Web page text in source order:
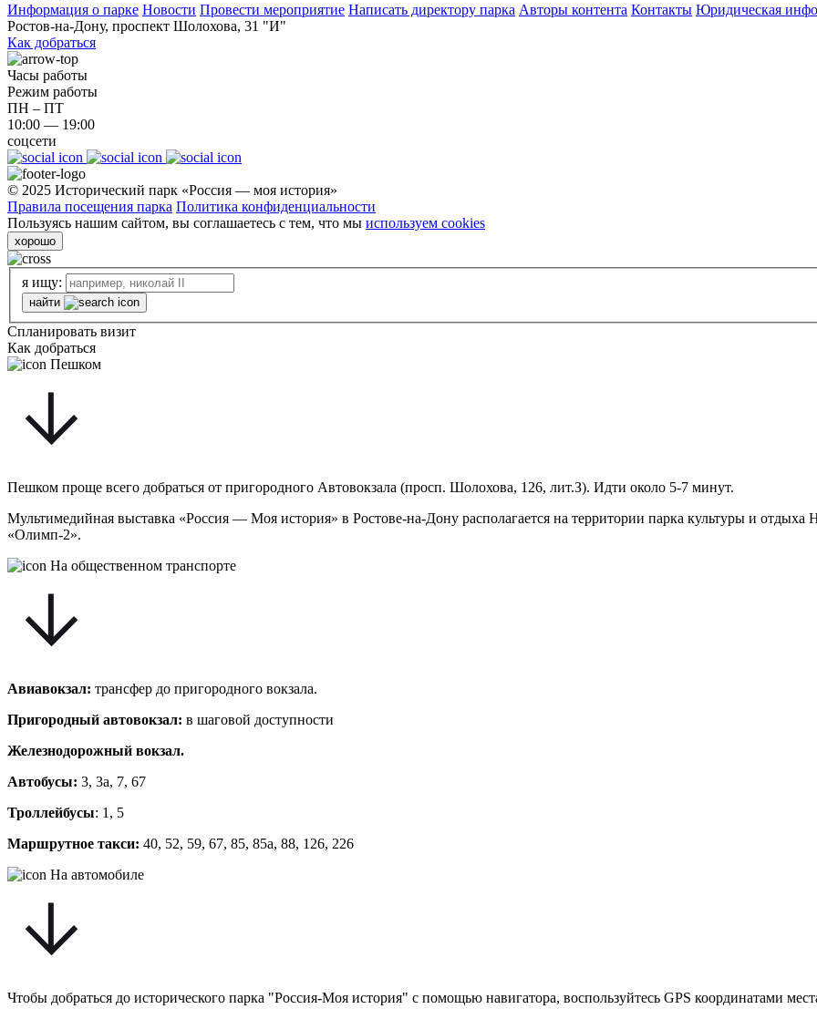
Информация о парке Новости Провести мероприятие Написать директору парка Авторы контента Контакты Юридическая
Ростов-на-Дону, проспект Шолохова, 31 "И"
Как добраться
Часы работы
Режим работы
ПН – ПТ
10:00 — 19:00
соцсети
© 2025 Исторический парк «Россия — моя история»
Правила посещения парка Политика конфиденциальности
Пользуясь нашим сайтом, вы соглашаетесь с тем, что мы используем cookies
хорошо
я ищу:
найти
Спланировать визит
Как добраться
Пешком
Пешком проще всего добраться от пригородного Автовокзала (просп. Шолохова, 126, лит.З). Идти около 5-7 минут.
Мультимедийная выставка «Россия — Моя история» в Ростове-на-Дону располагается на территории парка культуры и отдыха
«Олимп-2».
На общественном транспорте
Авиавокзал: трансфер до пригородного вокзала.
Пригородный автовокзал: в шаговой доступности
Железнодорожный вокзал.
Автобусы: 3, 3а, 7, 67
Троллейбусы: 1, 5
Маршрутное такси: 40, 52, 59, 67, 85, 85а, 88, 126, 226
На автомобиле
Чтобы добраться до исторического парка "Россия-Моя история" с помощью навигатора, воспользуйтесь GPS координатами